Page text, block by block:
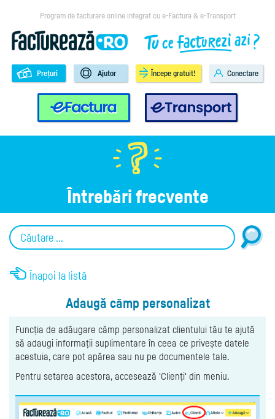
Program de facturare online integrat cu e-Factura & e-Transport
e-Factura e-Transport
Prețuri Ajutor Începe gratuit! Conectare
Întrebări frecvente
Înapoi la listă
Adaugă câmp personalizat
Funcția de adăugare câmp personalizat clientului tău te ajută
să adaugi informații suplimentare în ceea ce privește datele
acestuia, care pot apărea sau nu pe documentele tale.
Pentru setarea acestora, accesează 'Clienți' din meniu.